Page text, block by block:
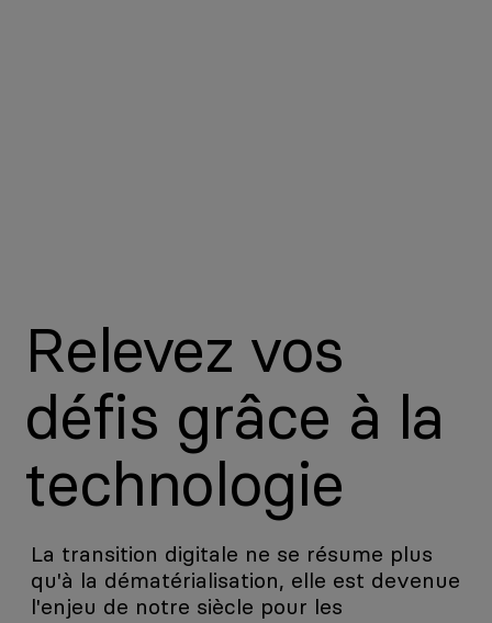
Relevez vos
défis grâce à la
technologie
La transition digitale ne se résume plus
qu'à la dématérialisation, elle est devenue
l'enjeu de notre siècle pour les